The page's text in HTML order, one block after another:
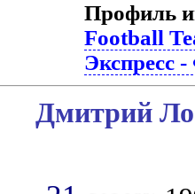
Профиль
Football
Экспресс
Дмитрий